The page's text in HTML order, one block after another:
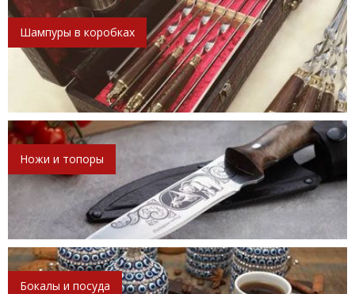
Шампуры в коробках
Ножи и топоры
Бокалы и посуда